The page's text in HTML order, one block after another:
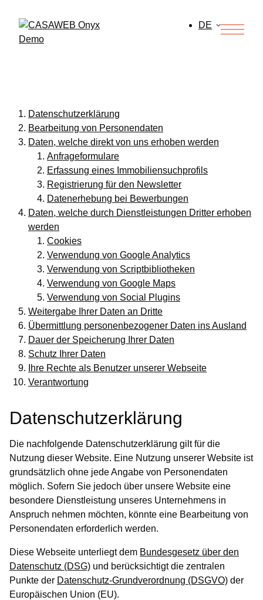
DE
Datenschutzerklärung
Bearbeitung von Personendaten
Daten, welche direkt von uns erhoben werden
Anfrageformulare
Erfassung eines Immobiliensuchprofils
Registrierung für den Newsletter
Datenerhebung bei Bewerbungen
Daten, welche durch Dienstleistungen Dritter erhoben
werden
Cookies
Verwendung von Google Analytics
Verwendung von Scriptbibliotheken
Verwendung von Google Maps
Verwendung von Social Plugins
Weitergabe Ihrer Daten an Dritte
Übermittlung personenbezogener Daten ins Ausland
Dauer der Speicherung Ihrer Daten
Schutz Ihrer Daten
Ihre Rechte als Benutzer unserer Webseite
Verantwortung
Datenschutzerklärung
Die nachfolgende Datenschutzerklärung gilt für die
Nutzung dieser Website. Eine Nutzung unserer Website ist
grundsätzlich ohne jede Angabe von Personendaten
möglich. Sofern Sie jedoch über unsere Website eine
besondere Dienstleistung unseres Unternehmens in
Anspruch nehmen möchten, könnte eine Bearbeitung von
Personendaten erforderlich werden.
Diese Webseite unterliegt dem Bundesgesetz über den
Datenschutz (DSG) und berücksichtigt die zentralen
Punkte der Datenschutz-Grundverordnung (DSGVO) der
Europäischen Union (EU).